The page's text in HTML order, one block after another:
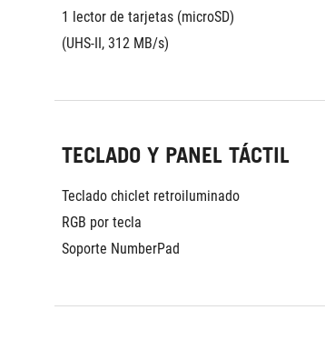
1 lector de tarjetas (microSD)
(UHS-II, 312 MB/s)
TECLADO Y PANEL TÁCTIL
Teclado chiclet retroiluminado
RGB por tecla
Soporte NumberPad